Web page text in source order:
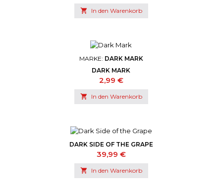
 In den Warenkorb
MARKE: DARK MARK
DARK MARK
Preis
2,99 €
 In den Warenkorb
DARK SIDE OF THE GRAPE
Preis
39,99 €
 In den Warenkorb